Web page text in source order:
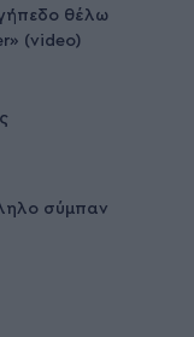
θέλω
(video)
σύμπαν